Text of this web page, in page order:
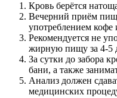
Кровь берётся
Вечерний приём
употреблением кофе
Рекомендуется не
жирную пищу за 4-5
За сутки до забора
бани, а также
Анализ должен
медицинских